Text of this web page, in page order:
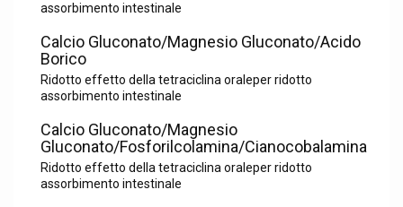
assorbimento intestinale
Calcio Gluconato/Magnesio Gluconato/Acido
Borico
Ridotto effetto della tetraciclina oraleper ridotto
assorbimento intestinale
Calcio Gluconato/Magnesio
Gluconato/Fosforilcolamina/Cianocobalamina
Ridotto effetto della tetraciclina oraleper ridotto
assorbimento intestinale